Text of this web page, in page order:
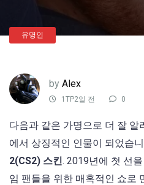
유명인
by Alex
1TP2일 전 0
다음과 같은 가명으로 더 잘 알
에서 상징적인 인물이 되었습
2(CS2) 스킨. 2019년에 첫 선
임 팬들을 위한 매혹적인 쇼로